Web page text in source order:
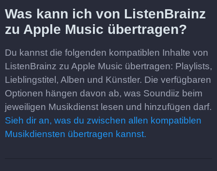
Was kann ich von ListenBrainz
zu Apple Music übertragen?
Du kannst die folgenden kompatiblen Inhalte von
ListenBrainz zu Apple Music übertragen: Playlists,
Lieblingstitel, Alben und Künstler. Die verfügbaren
Optionen hängen davon ab, was Soundiiz beim
jeweiligen Musikdienst lesen und hinzufügen darf.
Sieh dir an, was du zwischen allen kompatiblen
Musikdiensten übertragen kannst.